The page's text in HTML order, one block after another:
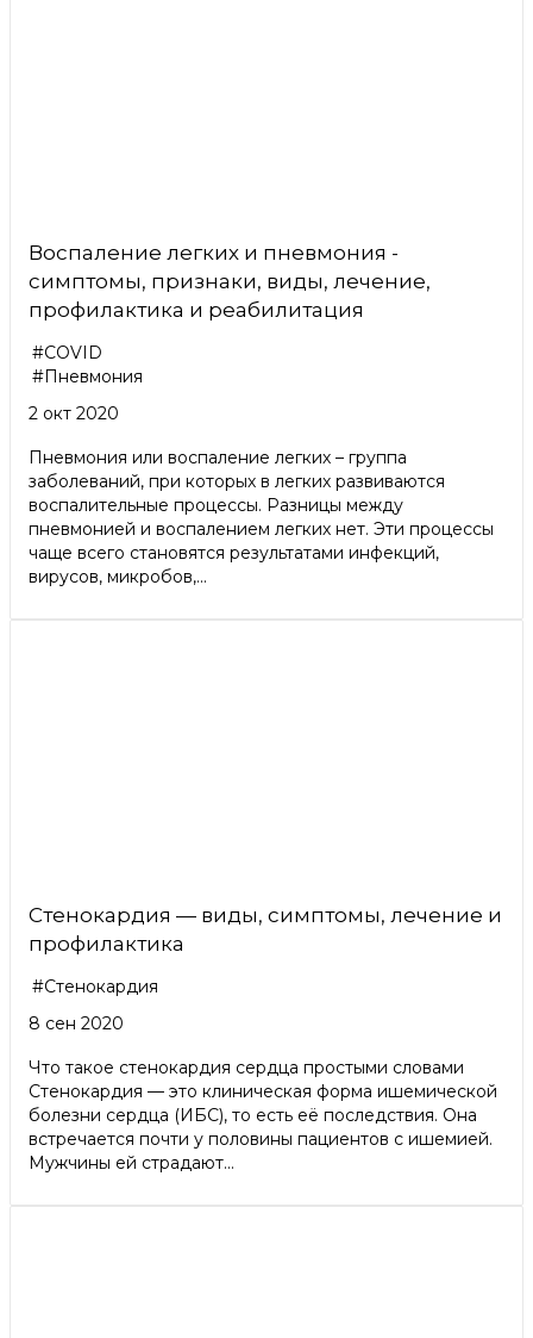
Воспаление легких и пневмония -
симптомы, признаки, виды, лечение,
профилактика и реабилитация
#COVID
#Пневмония
2 окт 2020
Пневмония или воспаление легких – группа
заболеваний, при которых в легких развиваются
воспалительные процессы. Разницы между
пневмонией и воспалением легких нет. Эти процессы
чаще всего становятся результатами инфекций,
вирусов, микробов,...
Стенокардия — виды, симптомы, лечение и
профилактика
#Стенокардия
8 сен 2020
Что такое стенокардия сердца простыми словами
Стенокардия — это клиническая форма ишемической
болезни сердца (ИБС), то есть её последствия. Она
встречается почти у половины пациентов с ишемией.
Мужчины ей страдают...